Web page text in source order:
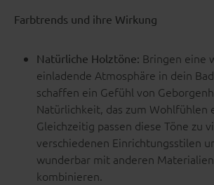
Farbtrends und ihre Wirkung
Natürliche Holztöne: Bringen eine
einladende Atmosphäre in dein
schaffen ein Gefühl von
Natürlichkeit, das zum Wohlfühlen
Gleichzeitig passen diese Töne zu
verschiedenen Einrichtungsstilen
wunderbar mit anderen
kombinieren.